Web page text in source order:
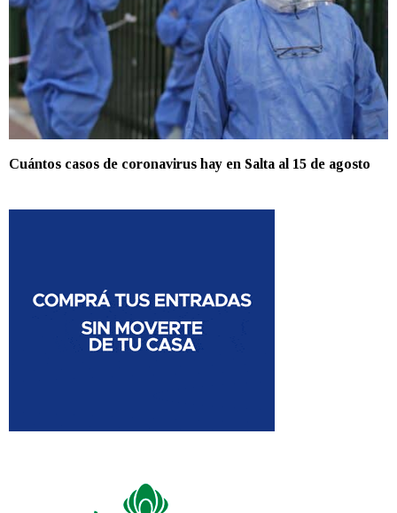
Cuántos casos de coronavirus hay en Salta al 15 de agosto